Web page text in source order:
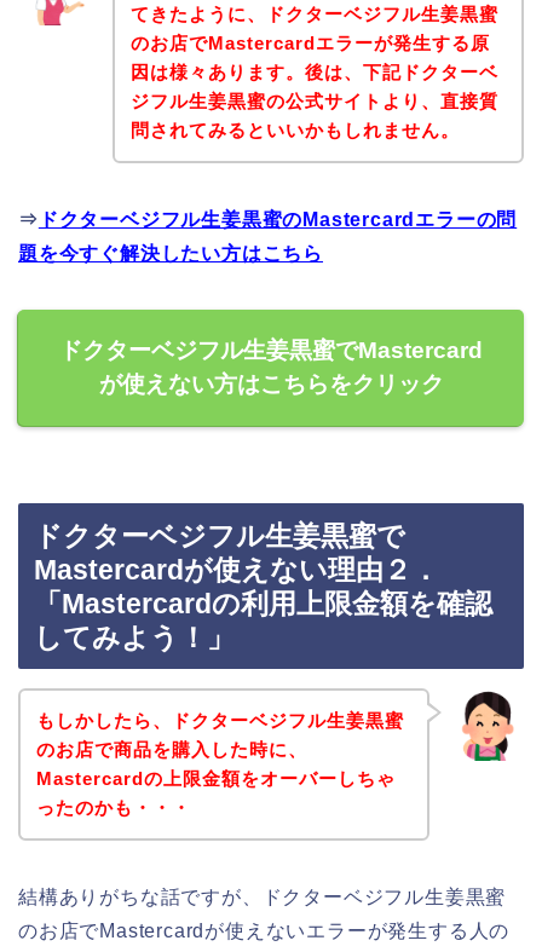
てきたように、ドクターベジフル生姜黒蜜
のお店でMastercardエラーが発生する原
因は様々あります。後は、下記ドクターベ
ジフル生姜黒蜜の公式サイトより、直接質
問されてみるといいかもしれません。
⇒ ドクターベジフル生姜黒蜜のMastercardエラーの問
題を今すぐ解決したい方はこちら
ドクターベジフル生姜黒蜜でMastercard
が使えない方はこちらをクリック
ドクターベジフル生姜黒蜜で
Mastercardが使えない理由２．
「Mastercardの利用上限金額を確認
してみよう！」
もしかしたら、ドクターベジフル生姜黒蜜
のお店で商品を購入した時に、
Mastercardの上限金額をオーバーしちゃ
ったのかも・・・
結構ありがちな話ですが、ドクターベジフル生姜黒蜜
のお店でMastercardが使えないエラーが発生する人の